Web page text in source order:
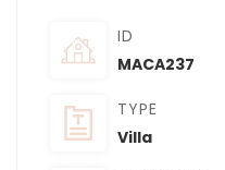
ID
MACA237
TYPE
Villa